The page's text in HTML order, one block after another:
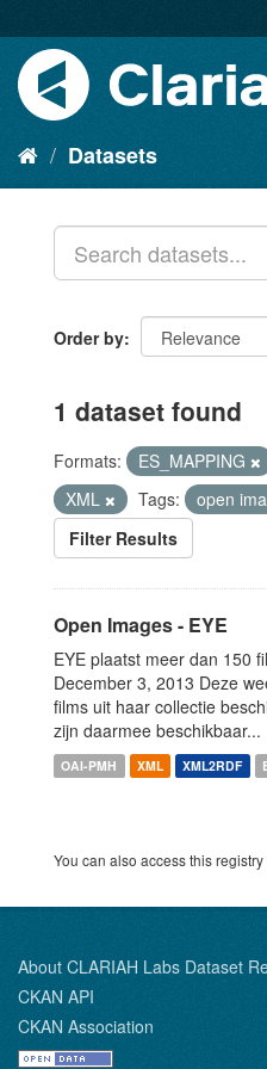
Datasets
Order by
1 dataset found
Formats: ES_MAPPING
XML
Tags: open
Filter Results
Open Images - EYE
EYE plaatst meer dan 150
December 3, 2013 Deze
films uit haar collectie
zijn daarmee beschikbaar...
OAI-PMH XML XML2RDF
You can also access this
About CLARIAH Labs Dataset
CKAN API
CKAN Association